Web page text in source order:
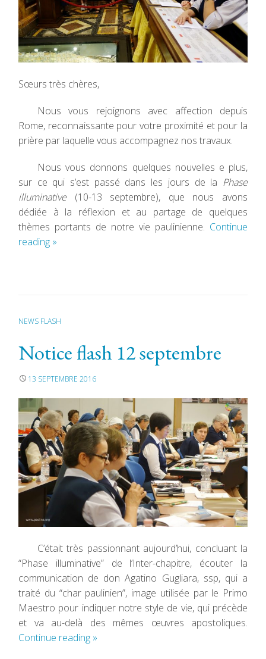
Sœurs très chères,
Nous vous rejoignons avec affection depuis
Rome, reconnaissante pour votre proximité et pour la
prière par laquelle vous accompagnez nos travaux.
Nous vous donnons quelques nouvelles e plus,
sur ce qui s’est passé dans les jours de la Phase
illuminative(10-13 septembre), que nous avons
dédiée à la réflexion et au partage de quelques
thèmes portants de notre vie paulinienne. Continue
reading »
NEWS FLASH
Notice flash 12 septembre
13 SEPTEMBRE 2016
C’était très passionnant aujourd’hui, concluant la
“Phase illuminative” de l’Inter-chapitre, écouter la
communication de don Agatino Gugliara, ssp, qui a
traité du “char paulinien”, image utilisée par le Primo
Maestro pour indiquer notre style de vie, qui précède
et va au-delà des mêmes œuvres apostoliques.
Continue reading »